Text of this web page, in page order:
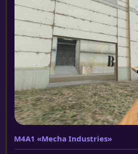
M4A1 «Mecha Industries»